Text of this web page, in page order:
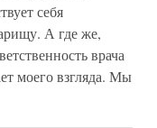
себя
А где же,
врача
моего взгляда. Мы